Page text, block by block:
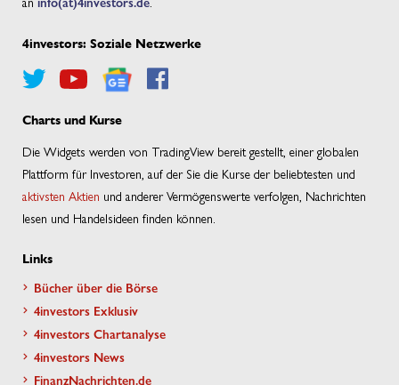
4investors: Soziale Netzwerke
Charts und Kurse
Die Widgets werden von TradingView bereit gestellt, einer globalen
Plattform für Investoren, auf der Sie die Kurse der beliebtesten und
aktivsten Aktien und anderer Vermögenswerte verfolgen, Nachrichten
lesen und Handelsideen finden können.
Links
Bücher über die Börse
4investors Exklusiv
4investors Chartanalyse
4investors News
FinanzNachrichten.de